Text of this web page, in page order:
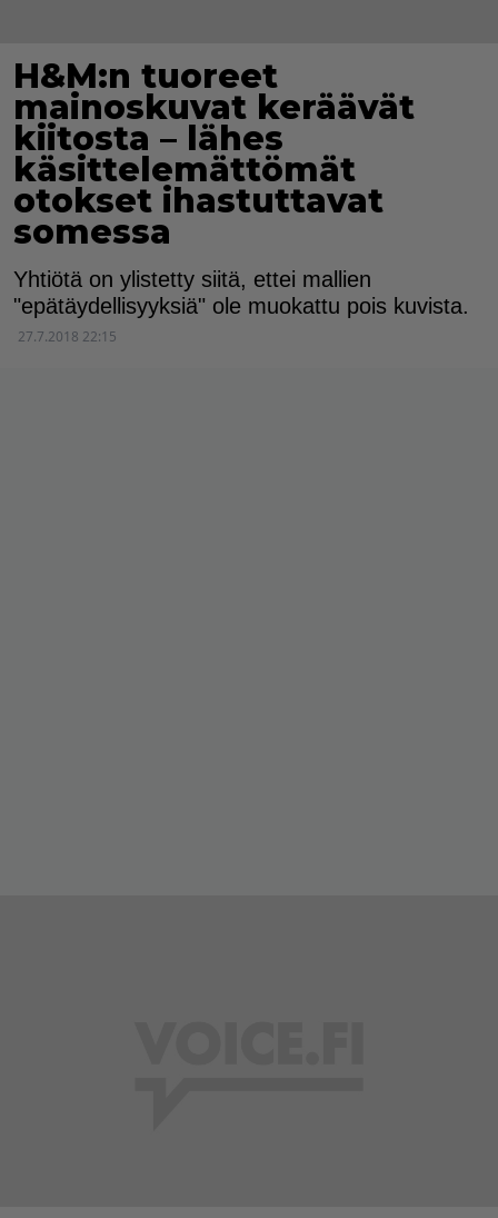
H&M:n tuoreet
mainoskuvat keräävät
kiitosta – lähes
käsittelemättömät
otokset ihastuttavat
somessa
Yhtiötä on ylistetty siitä, ettei mallien
"epätäydellisyyksiä" ole muokattu pois kuvista.
27.7.2018 22:15